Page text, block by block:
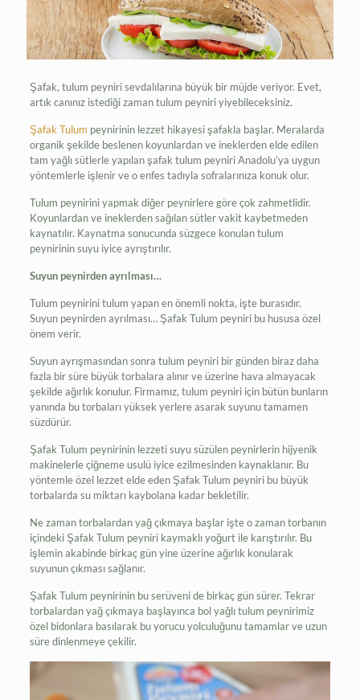
Şafak, tulum peyniri sevdalılarına büyük bir müjde veriyor. Evet,
artık canınız istediği zaman tulum peyniri yiyebileceksiniz.
Şafak Tulum peynirinin lezzet hikayesi şafakla başlar. Meralarda
organik şekilde beslenen koyunlardan ve ineklerden elde edilen
tam yağlı sütlerle yapılan şafak tulum peyniri Anadolu’ya uygun
yöntemlerle işlenir ve o enfes tadıyla sofralarınıza konuk olur.
Tulum peynirini yapmak diğer peynirlere göre çok zahmetlidir.
Koyunlardan ve ineklerden sağılan sütler vakit kaybetmeden
kaynatılır. Kaynatma sonucunda süzgece konulan tulum
peynirinin suyu iyice ayrıştırılır.
Suyun peynirden ayrılması…
Tulum peynirini tulum yapan en önemli nokta, işte burasıdır.
Suyun peynirden ayrılması… Şafak Tulum peyniri bu hususa özel
önem verir.
Suyun ayrışmasından sonra tulum peyniri bir günden biraz daha
fazla bir süre büyük torbalara alınır ve üzerine hava almayacak
şekilde ağırlık konulur. Firmamız, tulum peyniri için bütün bunların
yanında bu torbaları yüksek yerlere asarak suyunu tamamen
süzdürür.
Şafak Tulum peynirinin lezzeti suyu süzülen peynirlerin hijyenik
makinelerle çiğneme usulü iyice ezilmesinden kaynaklanır. Bu
yöntemle özel lezzet elde eden Şafak Tulum peyniri bu büyük
torbalarda su miktarı kaybolana kadar bekletilir.
Ne zaman torbalardan yağ çıkmaya başlar işte o zaman torbanın
içindeki Şafak Tulum peyniri kaymaklı yoğurt ile karıştırılır. Bu
işlemin akabinde birkaç gün yine üzerine ağırlık konularak
suyunun çıkması sağlanır.
Şafak Tulum peynirinin bu serüveni de birkaç gün sürer. Tekrar
torbalardan yağ çıkmaya başlayınca bol yağlı tulum peynirimiz
özel bidonlara basılarak bu yorucu yolculuğunu tamamlar ve uzun
süre dinlenmeye çekilir.